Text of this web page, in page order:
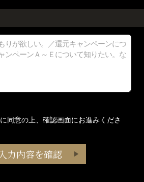
に同意の上、確認画面にお進みくださ